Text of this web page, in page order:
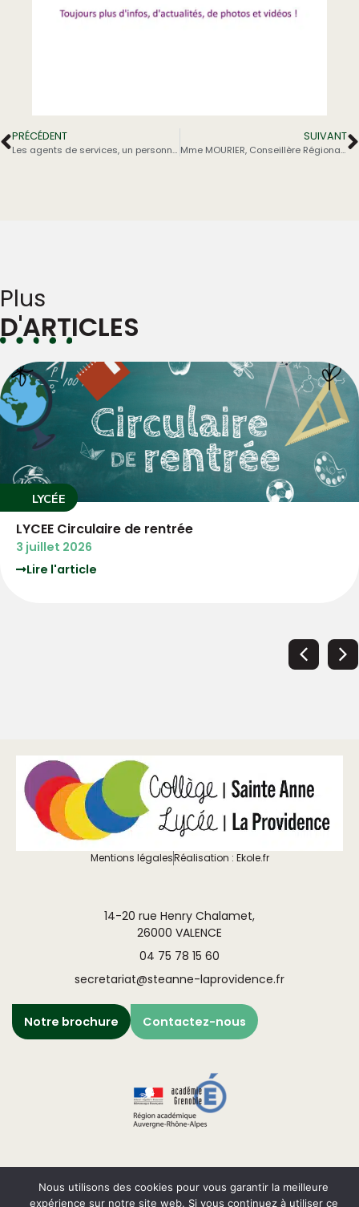
PRÉCÉDENT
Les agents de services, un personnel essentiel !
SUIVANT
Mme MOURIER, Conseillère Régionale, en visite au Lycée La Providence
Plus
D'ARTICLES
LYCÉE
3°PM Circulaire de rentrée
Mentions légalesRéalisation : Ekole.fr
14-20 rue Henry Chalamet,
26000 VALENCE
04 75 78 15 60
secretariat@steanne-laprovidence.fr
Notre brochure Contactez-nous
Nous utilisons des cookies pour vous garantir la meilleure
expérience sur notre site web. Si vous continuez à utiliser ce
Engagé pour l’environnement : compensation de l’impact